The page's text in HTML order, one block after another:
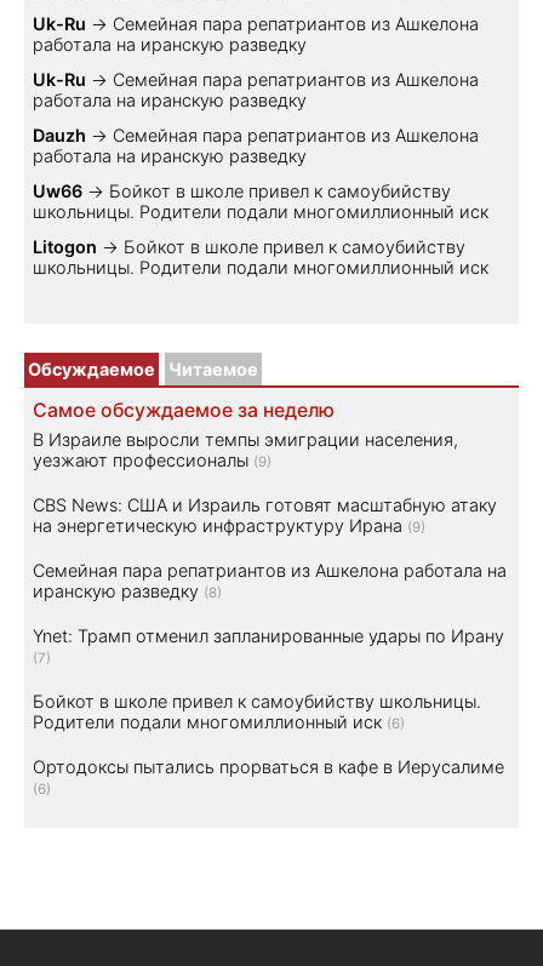
Uk-Ru → Семейная пара репатриантов из Ашкелона
работала на иранскую разведку
Uk-Ru → Семейная пара репатриантов из Ашкелона
работала на иранскую разведку
Dauzh → Семейная пара репатриантов из Ашкелона
работала на иранскую разведку
Uw66 → Бойкот в школе привел к самоубийству
школьницы. Родители подали многомиллионный иск
Litogon → Бойкот в школе привел к самоубийству
школьницы. Родители подали многомиллионный иск
Обсуждаемое Читаемое
Самое обсуждаемое за неделю
В Израиле выросли темпы эмиграции населения,
уезжают профессионалы (9)
CBS News: США и Израиль готовят масштабную атаку
на энергетическую инфраструктуру Ирана (9)
Семейная пара репатриантов из Ашкелона работала на
иранскую разведку (8)
Ynet: Трамп отменил запланированные удары по Ирану
(7)
Бойкот в школе привел к самоубийству школьницы.
Родители подали многомиллионный иск (6)
Ортодоксы пытались прорваться в кафе в Иерусалиме
(6)